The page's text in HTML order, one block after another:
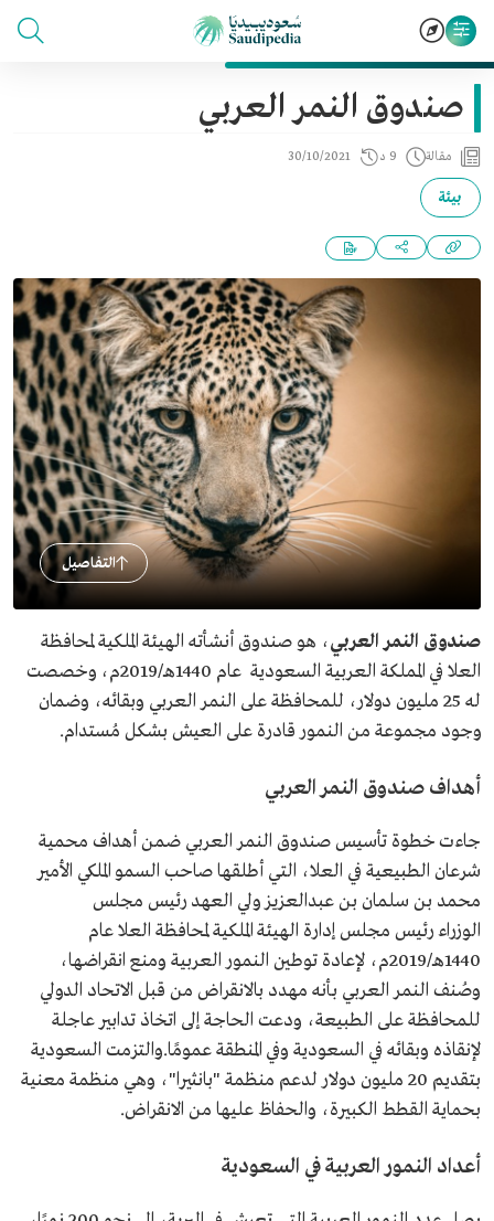
صندوق النمر العربي
مقالة 9 د 30/10/2021
بيئة
التفاصيل
صندوق النمر العربي، هو صندوق أنشأته الهيئة الملكية لمحافظة
العلا في المملكة العربية السعودية عام 1440هـ/2019م، وخصصت
له 25 مليون دولار، للمحافظة على النمر العربي وبقائه، وضمان
وجود مجموعة من النمور قادرة على العيش بشكل مُستدام.
أهداف صندوق النمر العربي
جاءت خطوة تأسيس صندوق النمر العربي ضمن أهداف محمية
شرعان الطبيعية في العلا، التي أطلقها صاحب السمو الملكي الأمير
محمد بن سلمان بن عبدالعزيز ولي العهد رئيس مجلس
الوزراء رئيس مجلس إدارة الهيئة الملكية لمحافظة العلا عام
1440هـ/2019م، لإعادة توطين النمور العربية ومنع انقراضها،
وصُنف النمر العربي بأنه مهدد بالانقراض من قبل الاتحاد الدولي
للمحافظة على الطبيعة، ودعت الحاجة إلى اتخاذ تدابير عاجلة
لإنقاذه وبقائه في السعودية وفي المنطقة عمومًا.والتزمت السعودية
بتقديم 20 مليون دولار لدعم منظمة "بانثيرا"، وهي منظمة معنية
بحماية القطط الكبيرة، والحفاظ عليها من الانقراض.
أعداد النمور العربية في السعودية